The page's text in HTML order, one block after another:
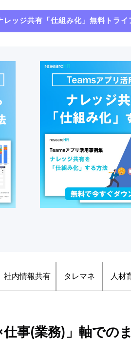
レッジ共有「仕組み化」無料トライ
社内情報共有 タレマネ 人材
事(業務)」軸での